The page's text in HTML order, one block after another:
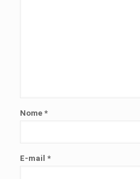
Nome *
E-mail *